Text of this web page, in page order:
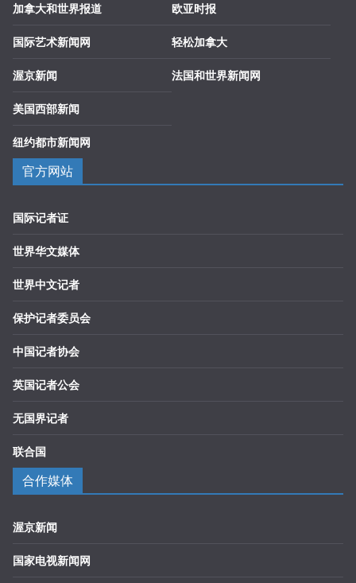
加拿大和世界报道
国际艺术新闻网
渥京新闻
美国西部新闻
纽约都市新闻网
欧亚时报
轻松加拿大
法国和世界新闻网
官方网站
国际记者证
世界华文媒体
世界中文记者
保护记者委员会
中国记者协会
英国记者公会
无国界记者
联合国
合作媒体
渥京新闻
国家电视新闻网